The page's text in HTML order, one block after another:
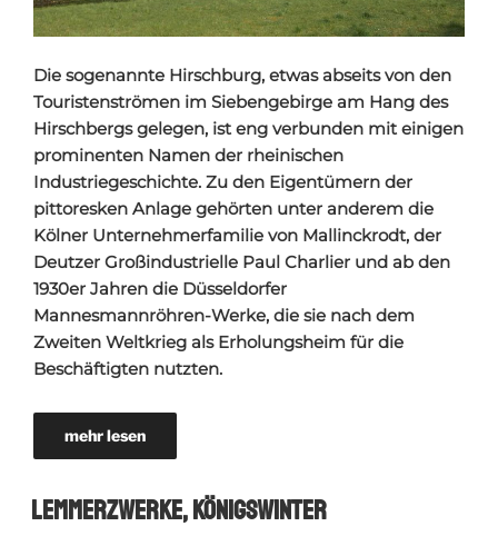
Die sogenannte Hirschburg, etwas abseits von den
Touristenströmen im Siebengebirge am Hang des
Hirschbergs gelegen, ist eng verbunden mit einigen
prominenten Namen der rheinischen
Industriegeschichte. Zu den Eigentümern der
pittoresken Anlage gehörten unter anderem die
Kölner Unternehmerfamilie von Mallinckrodt, der
Deutzer Großindustrielle Paul Charlier und ab den
1930er Jahren die Düsseldorfer
Mannesmannröhren-Werke, die sie nach dem
Zweiten Weltkrieg als Erholungsheim für die
Beschäftigten nutzten.
mehr lesen
Lemmerzwerke, Königswinter